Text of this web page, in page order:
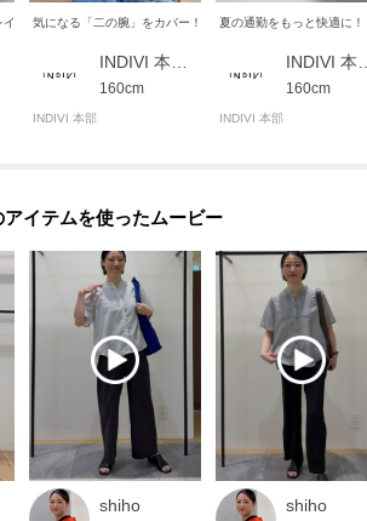
イ服」気になる「二の腕」をカバー！おすすめトップス集
160cm
INDIVI 本部
夏の通勤をもっと快適に
160cm
INDIVI 本部
アイテムを使ったムービー
shiho shiho